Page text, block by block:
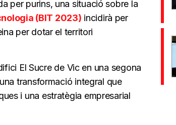
per purins, una situació sobre la
(BIT 2023) incidirà per
per dotar el territori
El Sucre de Vic en una segona
transformació integral que
i una estratègia empresarial